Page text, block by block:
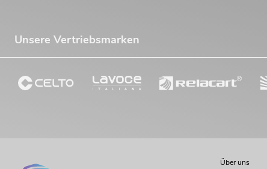
Unsere Vertriebsmarken
Über uns